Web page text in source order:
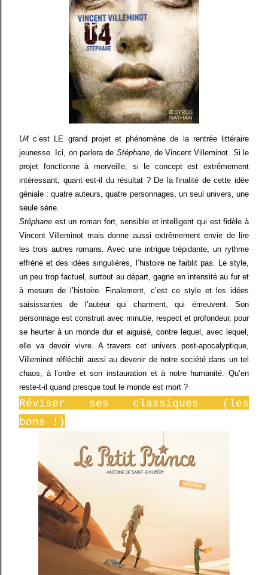
U4 c’est LE grand projet et phénomène de la rentrée littéraire
jeunesse. Ici, on parlera de Stéphane, de Vincent Villeminot. Si le
projet fonctionne à merveille, si le concept est extrêmement
intéressant, quant est-il du résultat ? De la finalité de cette idée
géniale : quatre auteurs, quatre personnages, un seul univers, une
seule série.
Stéphane est un roman fort, sensible et intelligent qui est fidèle à
Vincent Villeminot mais donne aussi extrêmement envie de lire
les trois autres romans. Avec une intrigue trépidante, un rythme
effréné et des idées singulières, l’histoire ne faiblit pas. Le style,
un peu trop factuel, surtout au départ, gagne en intensité au fur et
à mesure de l’histoire. Finalement, c’est ce style et les idées
saisissantes de l’auteur qui charment, qui émeuvent. Son
personnage est construit avec minutie, respect et profondeur, pour
se heurter à un monde dur et aiguisé, contre lequel, avec lequel,
elle va devoir vivre. A travers cet univers post-apocalyptique,
Villeminot réfléchit aussi au devenir de notre société dans un tel
chaos, à l’ordre et son instauration et à notre humanité. Qu’en
reste-t-il quand presque tout le monde est mort ?
Réviser ses classiques (les
bons !)